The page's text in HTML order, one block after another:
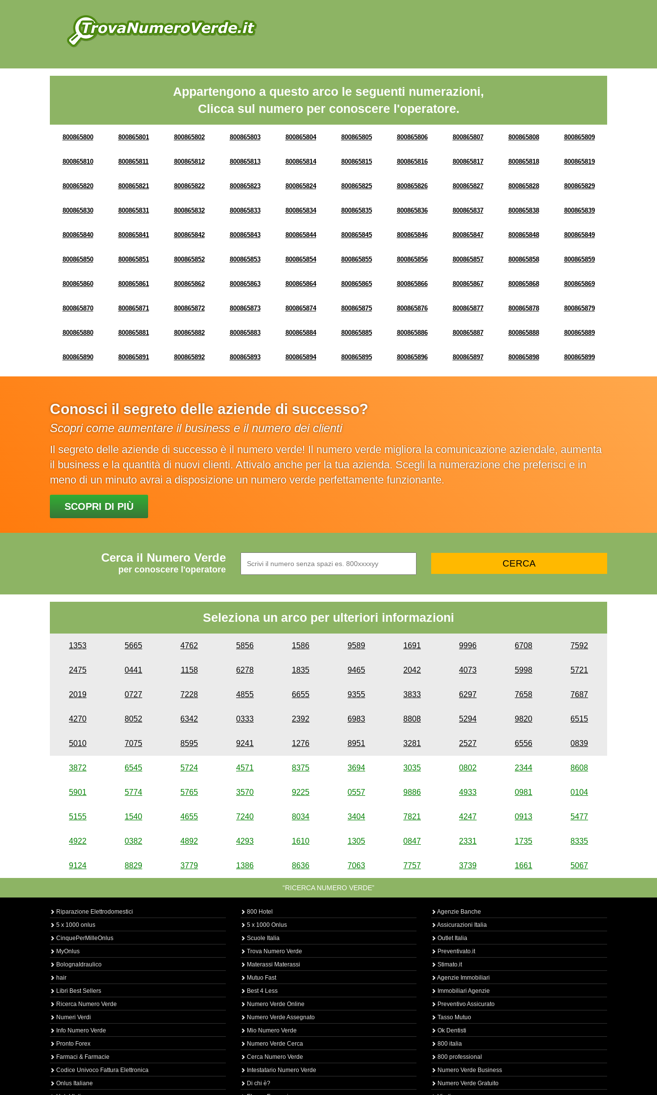
Appartengono a questo arco le seguenti numerazioni,
Clicca sul numero per conoscere l'operatore.
800865800 800865801 800865802 800865803 800865804 800865805 800865806 800865807 800865808 800865809
800865810 800865811 800865812 800865813 800865814 800865815 800865816 800865817 800865818 800865819
800865820 800865821 800865822 800865823 800865824 800865825 800865826 800865827 800865828 800865829
800865830 800865831 800865832 800865833 800865834 800865835 800865836 800865837 800865838 800865839
800865840 800865841 800865842 800865843 800865844 800865845 800865846 800865847 800865848 800865849
800865850 800865851 800865852 800865853 800865854 800865855 800865856 800865857 800865858 800865859
800865860 800865861 800865862 800865863 800865864 800865865 800865866 800865867 800865868 800865869
800865870 800865871 800865872 800865873 800865874 800865875 800865876 800865877 800865878 800865879
800865880 800865881 800865882 800865883 800865884 800865885 800865886 800865887 800865888 800865889
800865890 800865891 800865892 800865893 800865894 800865895 800865896 800865897 800865898 800865899
Conosci il segreto delle aziende di successo?
Scopri come aumentare il business e il numero dei clienti
Il segreto delle aziende di successo è il numero verde! Il numero verde migliora la comunicazione aziendale, aumenta
il business e la quantità di nuovi clienti. Attivalo anche per la tua azienda. Scegli la numerazione che preferisci e in
meno di un minuto avrai a disposizione un numero verde perfettamente funzionante.
SCOPRI DI PIÙ
Cerca il Numero Verde
per conoscere l'operatore
Seleziona un arco per ulteriori informazioni
1353 5665 4762 5856 1586 9589 1691 9996 6708 7592
2475 0441 1158 6278 1835 9465 2042 4073 5998 5721
2019 0727 7228 4855 6655 9355 3833 6297 7658 7687
4270 8052 6342 0333 2392 6983 8808 5294 9820 6515
5010 7075 8595 9241 1276 8951 3281 2527 6556 0839
3872 6545 5724 4571 8375 3694 3035 0802 2344 8608
5901 5774 5765 3570 9225 0557 9886 4933 0981 0104
5155 1540 4655 7240 8034 3404 7821 4247 0913 5477
4922 0382 4892 4293 1610 1305 0847 2331 1735 8335
9124 8829 3779 1386 8636 7063 7757 3739 1661 5067
“RICERCA NUMERO VERDE”
Riparazione Elettrodomestici
5 x 1000 onlus
CinquePerMilleOnlus
MyOnlus
BolognaIdraulico
hair
Libri Best Sellers
Ricerca Numero Verde
Numeri Verdi
Info Numero Verde
Pronto Forex
Farmaci & Farmacie
Codice Univoco Fattura Elettronica
Onlus Italiane
800 Hotel
5 x 1000 Onlus
Scuole Italia
Trova Numero Verde
Materassi Materassi
Mutuo Fast
Best 4 Less
Numero Verde Online
Numero Verde Assegnato
Mio Numero Verde
Numero Verde Cerca
Cerca Numero Verde
Intestatario Numero Verde
Di chi è?
Agenzie Banche
Assicurazioni Italia
Outlet Italia
Preventivato.it
Stimato.it
Agenzie Immobiliari
Immobiliari Agenzie
Preventivo Assicurato
Tasso Mutuo
Ok Dentisti
800 italia
800 professional
Numero Verde Business
Numero Verde Gratuito